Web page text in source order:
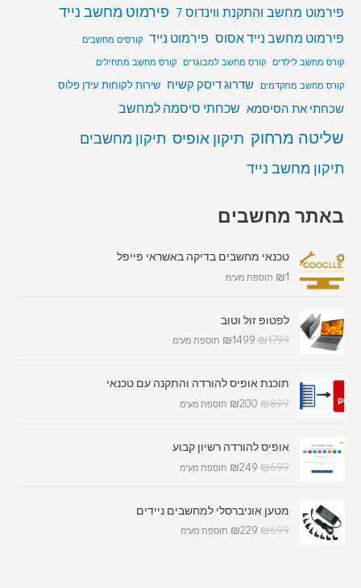
פירמוט מחשב והתקנת ווינדוס 7
פירמוט מחשב נייד
פירמוט מחשב נייד אסוס פירמוט נייד קורסים מחשבים
קורס מחשב לילדים
קורס מחשב למבוגרים
קורס מחשב מתחילים
קורס מחשב מתקדמים
שדרוג דיסק קשיח שירות לקוחות עידן פלוס
שכחתי את הסיסמא שכחתי סיסמה למחשב
שליטה מרחוק תיקון אופיס תיקון מחשבים
תיקון מחשב נייד
באתר מחשבים
טכנאי מחשבים בדיקה באשראי פייפל
₪1 תוספת מע"מ
לפטופ זול וטוב
₪1799
₪1499 תוספת מע"מ
תוכנת אופיס להורדה והתקנה עם טכנאי
₪899
₪200 תוספת מע"מ
אופיס להורדה רשיון קבוע
₪699
₪249 תוספת מע"מ
מטען אוניברסלי למחשבים ניידים
₪699
₪229 תוספת מע"מ